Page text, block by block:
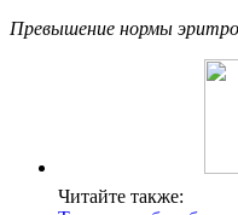
Превышение нормы
Читайте также: